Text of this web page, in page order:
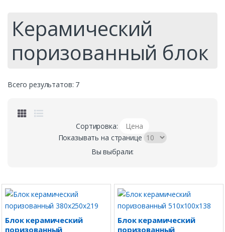
Керамический
поризованный блок
Всего результатов: 7
Сортировка:
Цена
Показывать на странице
Вы выбрали:
Блок керамический
поризованный
Блок керамический
поризованный